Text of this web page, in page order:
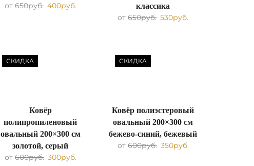
от 650руб. 400руб.
классика
от650руб. 530руб.
СКИДКА
Ковёр
полипропиленовый
овальный 200×300 см
золотой, серый
от 600руб. 300руб.
СКИДКА
Ковёр полиэстеровый
овальный 200×300 см
бежево-синий, бежевый
от 600руб. 350руб.